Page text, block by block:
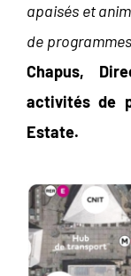
apaisés et
de
Chapus,
activités de
Estate.